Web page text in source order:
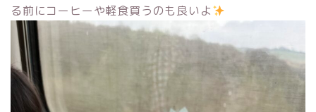
る前にコーヒーや軽食買うのも良いよ